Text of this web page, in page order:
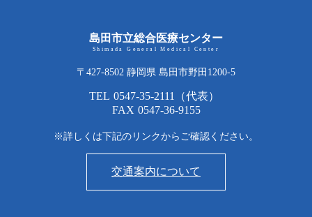
島田市立総合医療センター
Shimada General Medical Center
〒427-8502 静岡県 島田市野田1200-5
TEL 0547-35-2111
（代表）
FAX 0547-36-9155
※詳しくは下記のリンクからご確認ください。
交通案内について